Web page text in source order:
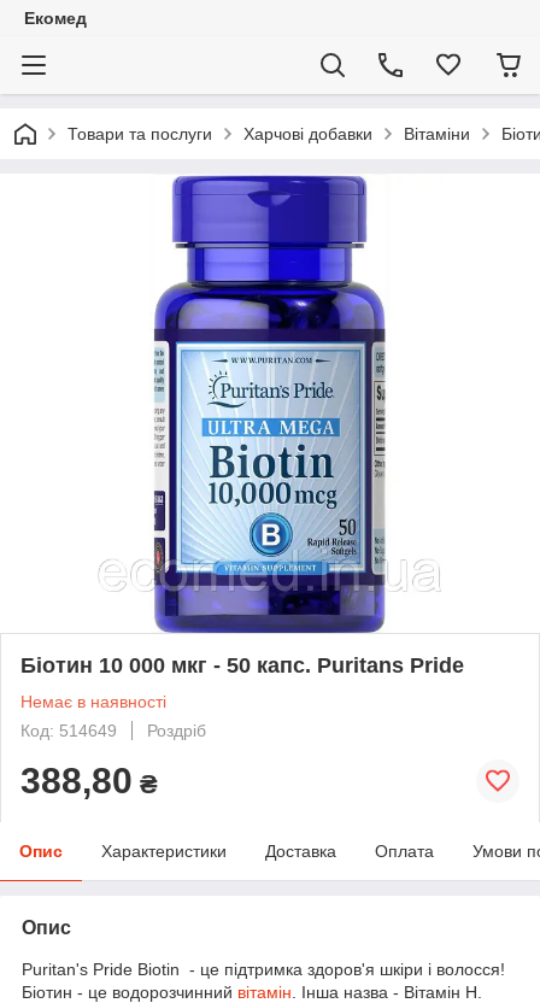
Екомед
Товари та послуги Харчові добавки Вітаміни
Біотин 10 000 мкг - 50 капс. Puritans Pride
Немає в наявності
Код: 514649
Роздріб
388,80 ₴
Опис Характеристики Доставка Оплата Умови
Опис
Puritan's Pride Biotin - це підтримка здоров'я шкіри і волосся!
Біотин - це водорозчинний вітамін . Інша назва - Вітамін H.